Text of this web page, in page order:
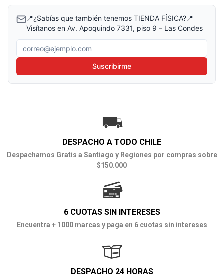
📍¿Sabías que también tenemos TIENDA FÍSICA?📍
Visítanos en Av. Apoquindo 7331, piso 9 – Las Condes
Correo electrónico
Suscribirme
DESPACHO A TODO CHILE
Despachamos Gratis a Santiago y Regiones por compras sobre
$150.000
6 CUOTAS SIN INTERESES
Encuentra + 1000 marcas y paga en 6 cuotas sin intereses
DESPACHO 24 HORAS